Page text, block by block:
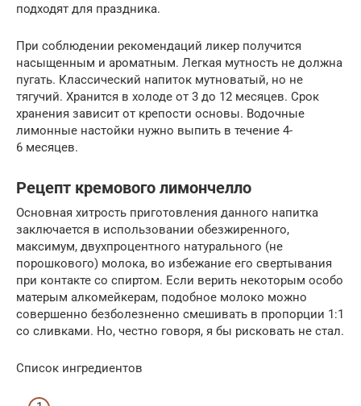
подходят для праздника.
При соблюдении рекомендаций ликер получится
насыщенным и ароматным. Легкая мутность не должна
пугать. Классический напиток мутноватый, но не
тягучий. Хранится в холоде от 3 до 12 месяцев. Срок
хранения зависит от крепости основы. Водочные
лимонные настойки нужно выпить в течение 4-
6 месяцев.
Рецепт кремового лимончелло
Основная хитрость приготовления данного напитка
заключается в использовании обезжиренного,
максимум, двухпроцентного натурального (не
порошкового) молока, во избежание его свертывания
при контакте со спиртом. Если верить некоторым особо
матерым алкомейкерам, подобное молоко можно
совершенно безболезненно смешивать в пропорции 1:1
со сливками. Но, честно говоря, я бы рисковать не стал.
Список ингредиентов